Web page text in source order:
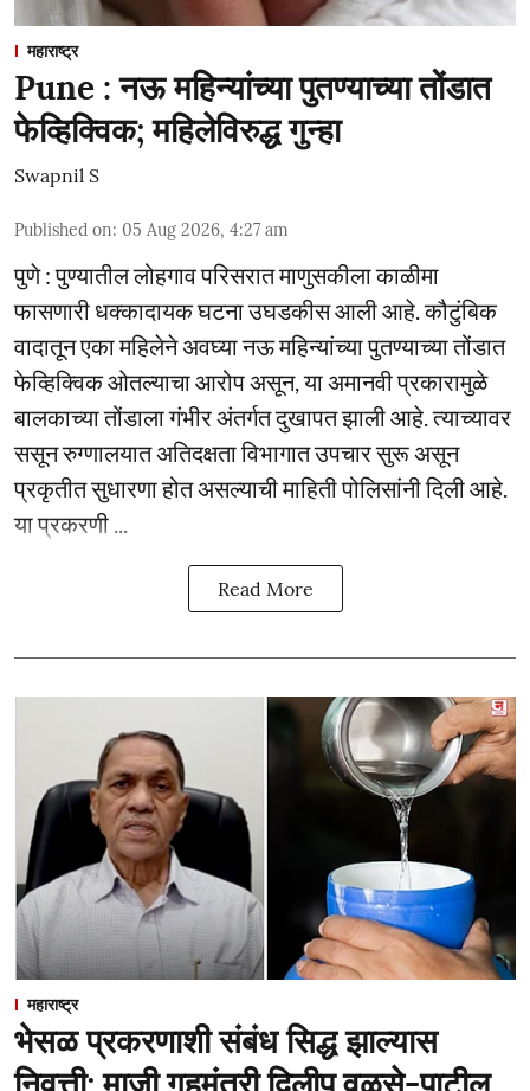
महाराष्ट्र
Pune : नऊ महिन्यांच्या पुतण्याच्या तोंडात
फेव्हिक्विक; महिलेविरुद्ध गुन्हा
Swapnil S
Published on: 05 Aug 2026, 4:27 am
पुणे : पुण्यातील लोहगाव परिसरात माणुसकीला काळीमा
फासणारी धक्कादायक घटना उघडकीस आली आहे. कौटुंबिक
वादातून एका महिलेने अवघ्या नऊ महिन्यांच्या पुतण्याच्या तोंडात
फेव्हिक्विक ओतल्याचा आरोप असून, या अमानवी प्रकारामुळे
बालकाच्या तोंडाला गंभीर अंतर्गत दुखापत झाली आहे. त्याच्यावर
ससून रुग्णालयात अतिदक्षता विभागात उपचार सुरू असून
प्रकृतीत सुधारणा होत असल्याची माहिती पोलिसांनी दिली आहे.
या प्रकरणी ...
Read More
महाराष्ट्र
भेसळ प्रकरणाशी संबंध सिद्ध झाल्यास